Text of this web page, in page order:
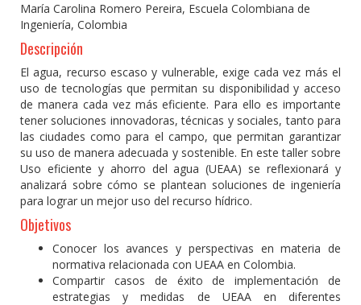
María Carolina Romero Pereira, Escuela Colombiana de
Ingeniería, Colombia
Descripción
El agua, recurso escaso y vulnerable, exige cada vez más el
uso de tecnologías que permitan su disponibilidad y acceso
de manera cada vez más eficiente. Para ello es importante
tener soluciones innovadoras, técnicas y sociales, tanto para
las ciudades como para el campo, que permitan garantizar
su uso de manera adecuada y sostenible. En este taller sobre
Uso eficiente y ahorro del agua (UEAA) se reflexionará y
analizará sobre cómo se plantean soluciones de ingeniería
para lograr un mejor uso del recurso hídrico.
Objetivos
Conocer los avances y perspectivas en materia de
normativa relacionada con UEAA en Colombia.
Compartir casos de éxito de implementación de
estrategias y medidas de UEAA en diferentes